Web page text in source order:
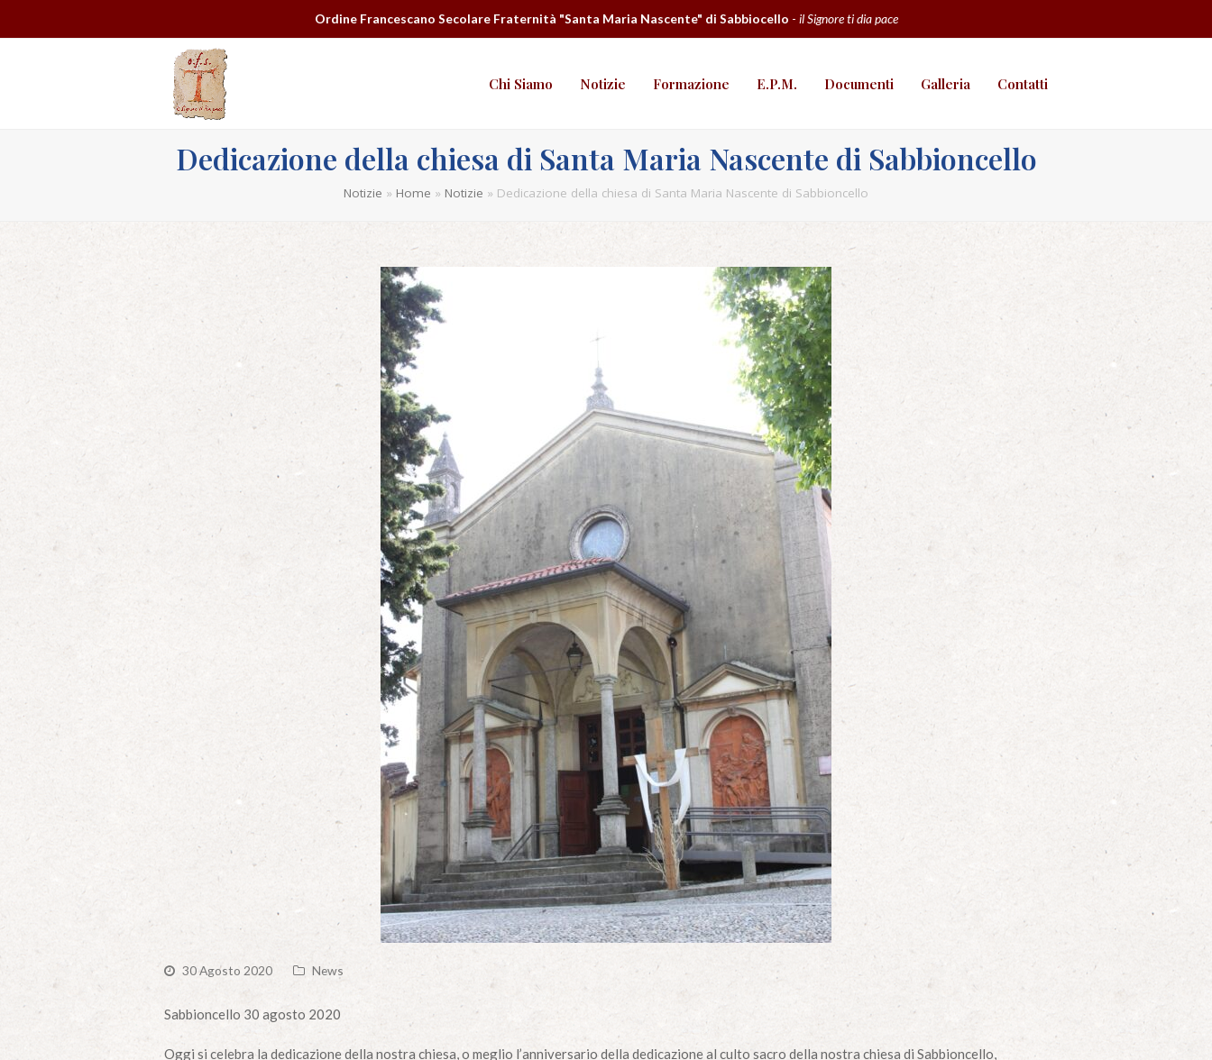
Ordine Francescano Secolare Fraternità "Santa Maria Nascente" di Sabbiocello - il Signore ti dia pace
Chi Siamo Notizie Formazione E.P.M. Documenti Galleria Contatti
Dedicazione della chiesa di Santa Maria Nascente di Sabbioncello
Notizie » Home » Notizie » Dedicazione della chiesa di Santa Maria Nascente di Sabbioncello
30 Agosto 2020 News
Sabbioncello 30 agosto 2020
Oggi si celebra la dedicazione della nostra chiesa, o meglio l’anniversario della dedicazione al culto sacro della nostra chiesa di Sabbioncello,